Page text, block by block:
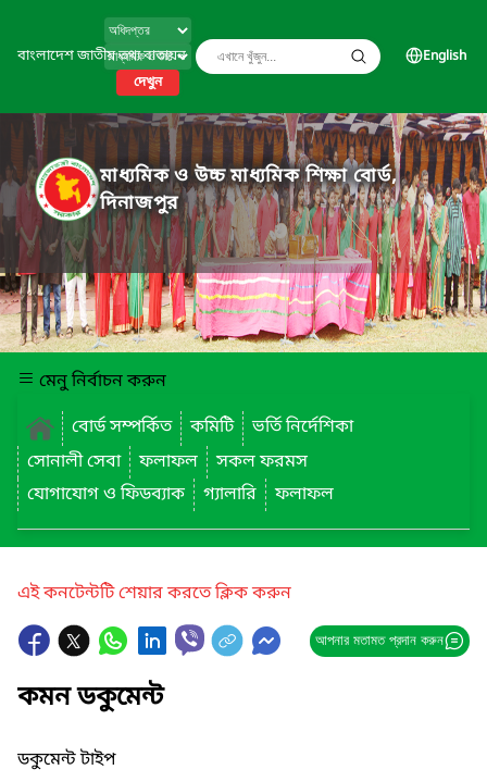
বাংলাদেশ জাতীয় তথ্য বাতায়ন
দেখুন
English
মাধ্যমিক ও উচ্চ মাধ্যমিক শিক্ষা বোর্ড,
দিনাজপুর
মেনু নির্বাচন করুন
বোর্ড সম্পর্কিত
কমিটি
ভর্তি নির্দেশিকা
সোনালী সেবা
ফলাফল
সকল ফরমস
যোগাযোগ ও ফিডব্যাক
গ্যালারি ফলাফল
এই কনটেন্টটি শেয়ার করতে ক্লিক করুন
আপনার মতামত প্রদান করুন
কমন ডকুমেন্ট
ডকুমেন্ট টাইপ